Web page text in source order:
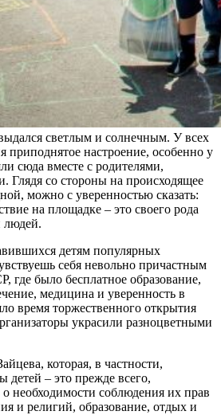
светлым и солнечным. У всех
приподнятое настроение, особенно у
сюда вместе с родителями,
Глядя со стороны на происходящее
можно с уверенностью сказать:
на площадке – это своего рода
людей.
детям популярных
себя невольно причастным
где было бесплатное образование,
медицина и уверенность в
время торжественного открытия
украсили разноцветными
которая, в частности,
детей – это прежде всего,
необходимости соблюдения их прав
и религий, образование, отдых и